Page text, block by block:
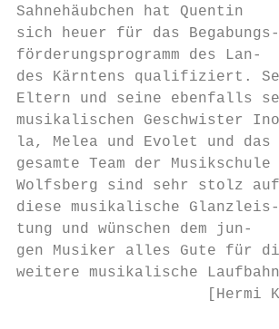
Sahnehäubchen hat Quentin
sich heuer für das Begabungs-
förderungsprogramm des Lan-
des Kärntens qualifiziert.
Eltern und seine ebenfalls
musikalischen Geschwister
la, Melea und Evolet und das
gesamte Team der Musikschule
Wolfsberg sind sehr stolz auf
diese musikalische Glanzleis-
tung und wünschen dem jun-
gen Musiker alles Gute für
weitere musikalische
[Hermi